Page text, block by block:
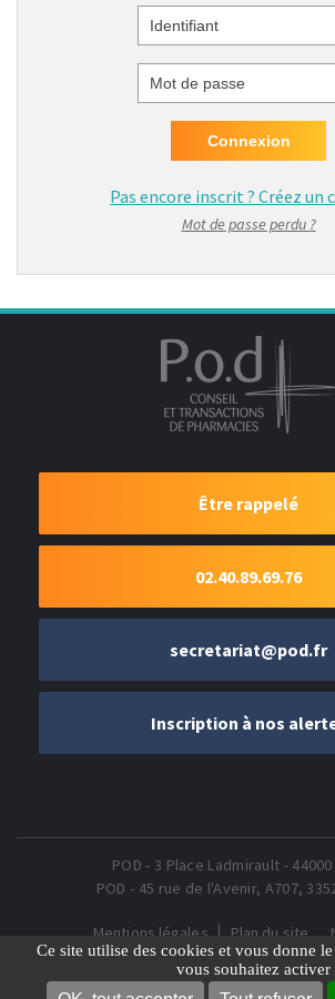
Ce site utilise des cookies et vous donne
vous souhaitez activer
Identifiant
Mot de passe
Pas encore inscrit ? Créez un
Mot de passe perdu ?
Être rappelé
02.40.89.69.76
secretariat@pod.fr
Inscription à nos
POD - 3 Place Ladmirault -
POD - 45 rue de l'Avenir, A707,
Mentions légales Plan du site
Gestion des Cookies